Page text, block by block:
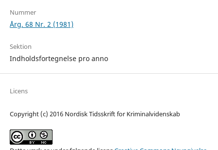
Nummer
Årg. 68 Nr. 2 (1981)
Sektion
Indholdsfortegnelse pro anno
Licens
Copyright (c) 2016 Nordisk Tidsskrift for Kriminalvidenskab